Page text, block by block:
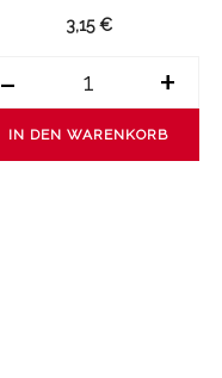
3,15 €
- +
IN DEN WARENKORB